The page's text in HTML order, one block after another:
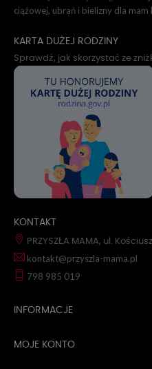
ciążowej, ubrań i bielizny dla mam
KARTA DUŻEJ RODZINY
Sprawdź, jak skorzystać ze
KONTAKT
PRZYSZŁA MAMA, ul.
kontakt@przyszla-mama.pl
798 985 019
INFORMACJE
MOJE KONTO